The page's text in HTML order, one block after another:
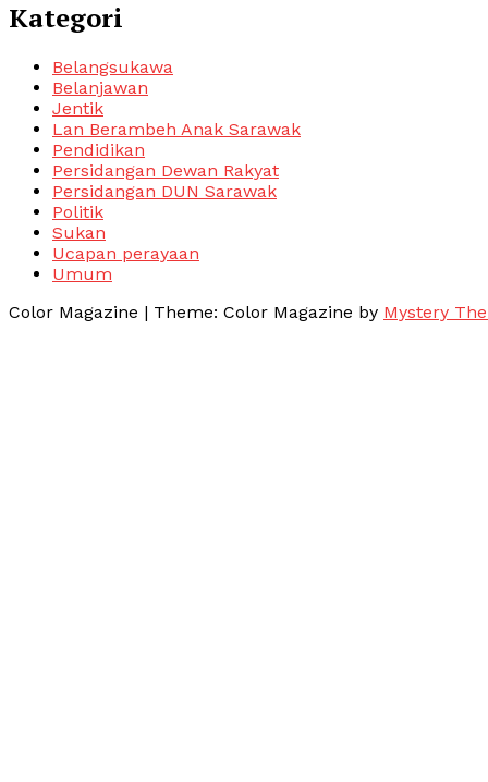
Kategori
Belangsukawa
Belanjawan
Jentik
Lan Berambeh Anak Sarawak
Pendidikan
Persidangan Dewan Rakyat
Persidangan DUN Sarawak
Politik
Sukan
Ucapan perayaan
Umum
Color Magazine | Theme: Color Magazine by Mystery